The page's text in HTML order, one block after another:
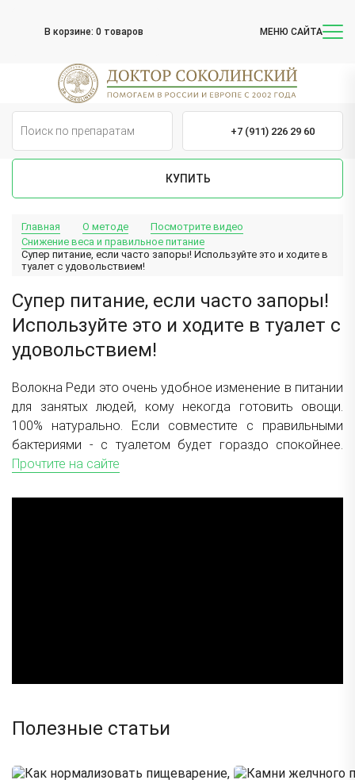
В корзине: 0 товаров МЕНЮ САЙТА
+7 (911) 226 29 60
КУПИТЬ
Главная О методе
Посмотрите видео
Снижение веса и правильное питание
Супер питание, если часто запоры! Используйте это и ходите в
туалет с удовольствием!
Супер питание, если часто запоры!
Используйте это и ходите в туалет с
удовольствием!
Волокна Реди это очень удобное изменение в питании
для занятых людей, кому некогда готовить овощи.
100% натурально. Если совместите с правильными
бактериями - с туалетом будет гораздо спокойнее.
Прочтите на сайте
Полезные статьи